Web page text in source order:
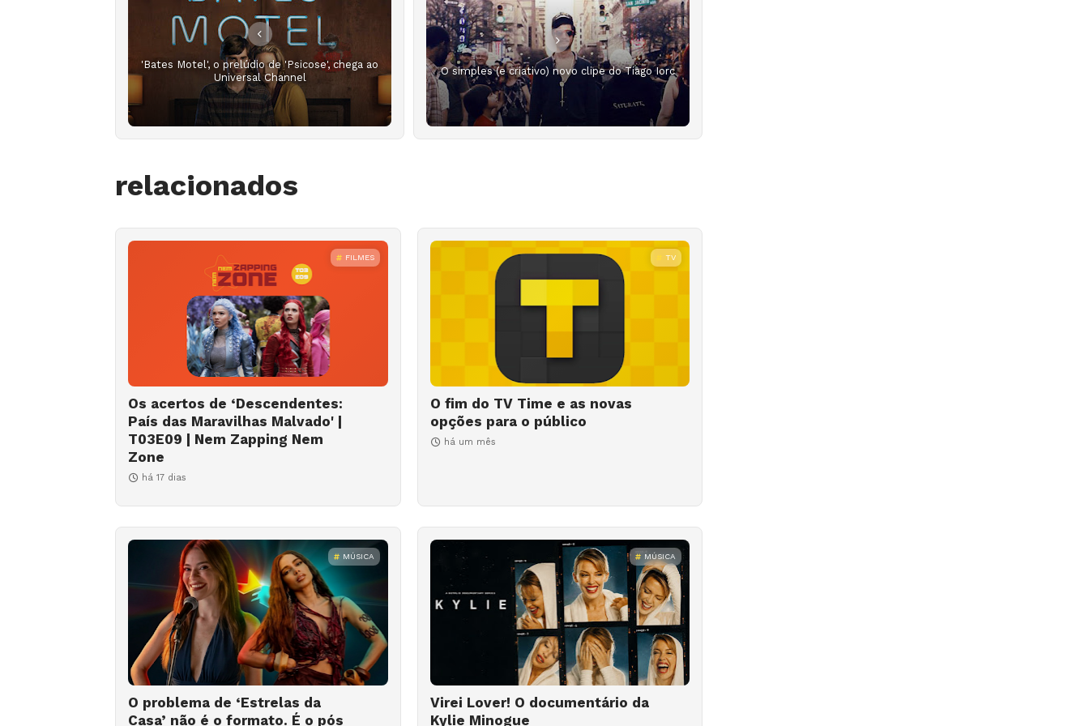
'Bates Motel', o prelúdio de 'Psicose', chega ao
Universal Channel
O simples (e criativo) novo clipe do Tiago Iorc
relacionados
FILMES
Os acertos de ‘Descendentes:
País das Maravilhas Malvado' |
T03E09 | Nem Zapping Nem
Zone
há 17 dias
TV
O fim do TV Time e as novas
opções para o público
há um mês
MÚSICA
O problema de ‘Estrelas da
Casa’ não é o formato. É o pós
MÚSICA
Virei Lover! O documentário da
Kylie Minogue